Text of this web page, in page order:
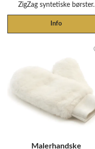
ZigZag syntetiske børster.
Info
Malerhandske